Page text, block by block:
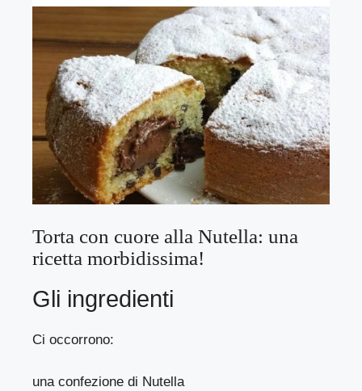
Torta con cuore alla Nutella: una
ricetta morbidissima!
Gli ingredienti
Ci occorrono:
una confezione di Nutella